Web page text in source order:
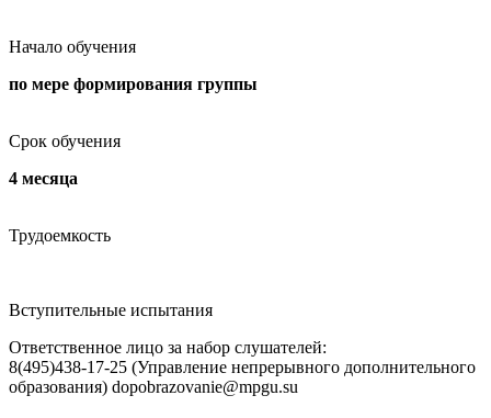
Начало обучения
по мере формирования группы
Срок обучения
4 месяца
Трудоемкость
Вступительные испытания
Ответственное лицо за набор слушателей:
8(495)438-17-25 (Управление непрерывного дополнительного
образования) dopobrazovanie@mpgu.su